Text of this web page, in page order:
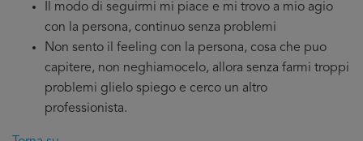
Il modo di seguirmi mi piace e mi trovo a mio agio
con la persona, continuo senza problemi
Non sento il feeling con la persona, cosa che puo
capitere, non neghiamocelo, allora senza farmi troppi
problemi glielo spiego e cerco un altro
professionista.